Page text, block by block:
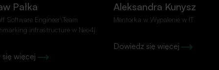
Pałka
Software Engineer\Team
infrastructure w Neo4j
więcej
Aleksandra Kunysz
Mentorka w Wypalenie w IT
Dowiedz się więcej
wydarzenia.